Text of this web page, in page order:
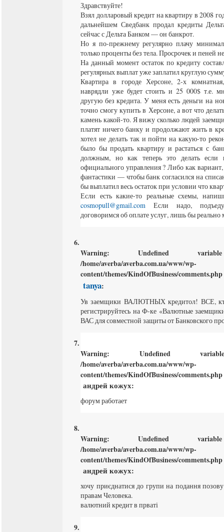
Здравствуйте!
Взял долларовый кредит на квартиру в 2008
дальнейшем Сведбанк продал кредиты
сейчас с Дельта Банком — он банкрот.
Но я по-прежнему регулярно плачу
только проценты без тела. Просрочек и пеней
На данный момент остаток по кредиту
регулярных выплат уже заплатил круглую
Квартира в городе Херсоне, 2-х
наврядли уже будет стоить и 25 000$ т.е.
другую без кредита. У меня есть деньги на
точно смогу купить в Херсоне, а вот что
камень какой-то. Я вижу сколько людей
платят ничего банку и продолжают жить в
хотел не делать так и пойти на какую-то
было бы продать квартиру и растаться с
должным, но как теперь это делать если
официального управления ? Либо как
фантастики — чтобы банк согласился на
бы выплатил весь остаток при условии что
Если есть какие-то реальные схемы,
cosmopull@gmail.com Если надо,
договоримся об оплате услуг, лишь бы
Warning: Undefined
/home/averba/averba.com.ua/www/wp-
content/themes/KindOfBusiness/comments.php
tanya:
Ув заемщики ВАЛЮТНЫХ кредитол! ВСЕ,
регистрируйтесь на Ф-ке «Валютные
ВАС для совместной защиты от Банковского
Warning: Undefined
/home/averba/averba.com.ua/www/wp-
content/themes/KindOfBusiness/comments.php
андрей кожух:
форум работает
Warning: Undefined
/home/averba/averba.com.ua/www/wp-
content/themes/KindOfBusiness/comments.php
андрей кожух:
хочу приєднатися до групи на подання
правам Человека.
валютний кредит в прваті